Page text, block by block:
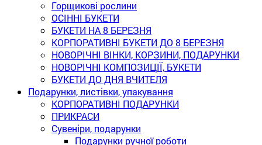
Горщикові рослини
ОСІННІ БУКЕТИ
БУКЕТИ НА 8 БЕРЕЗНЯ
КОРПОРАТИВНІ БУКЕТИ ДО 8 БЕРЕЗНЯ
НОВОРІЧНІ ВІНКИ, КОРЗИНИ, ПОДАРУНКИ
НОВОРІЧНІ КОМПОЗИЦІЇ, БУКЕТИ
БУКЕТИ ДО ДНЯ ВЧИТЕЛЯ
Подарунки, листівки, упакування
КОРПОРАТИВНІ ПОДАРУНКИ
ПРИКРАСИ
Сувеніри, подарунки
Подарунки ручної роботи